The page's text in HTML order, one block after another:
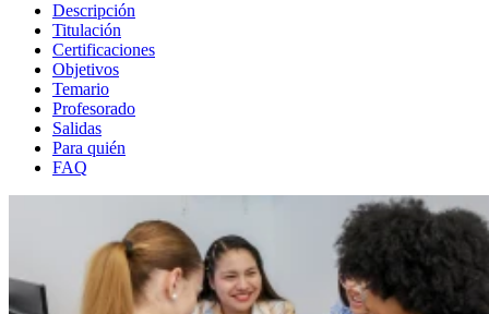
Descripción
Titulación
Certificaciones
Objetivos
Temario
Profesorado
Salidas
Para quién
FAQ